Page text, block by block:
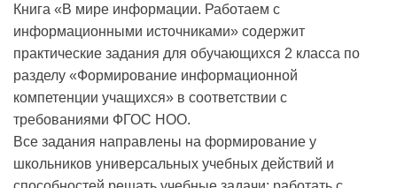
Книга «В мире информации. Работаем с
информационными источниками» содержит
практические задания для обучающихся 2 класса по
разделу «Формирование информационной
компетенции учащихся» в соответствии с
требованиями ФГОС НОО.
Все задания направлены на формирование у
школьников универсальных учебных действий и